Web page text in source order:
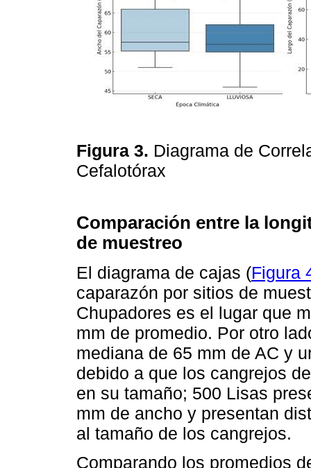
Figura 3. Diagrama de
Cefalotórax
Comparación entre la
de muestreo
El diagrama de cajas (Figura
caparazón por sitios de
Chupadores es el lugar que
mm de promedio. Por otro
mediana de 65 mm de AC y
debido a que los cangrejos
en su tamaño; 500 Lisas
mm de ancho y presentan
al tamaño de los cangrejos.
Comparando los promedios